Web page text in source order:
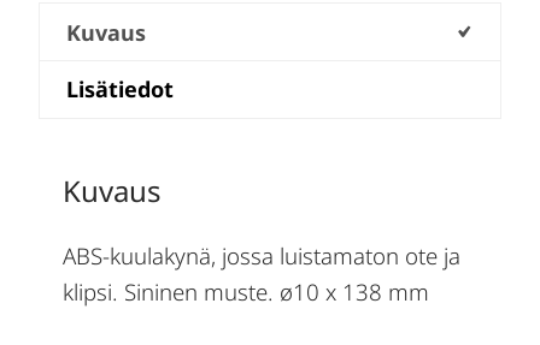
Kuvaus
Lisätiedot
Kuvaus
ABS-kuulakynä, jossa luistamaton ote ja
klipsi. Sininen muste. ø10 x 138 mm